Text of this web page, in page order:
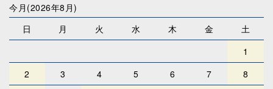
今月(2026年8月)
日
月 火 水 木 金
土
1
2
3 4 5 6 7
8